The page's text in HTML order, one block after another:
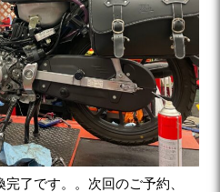
完了です。。次回のご予約、